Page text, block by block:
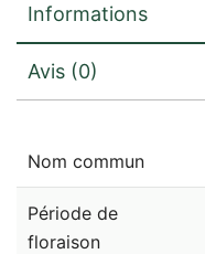
Informations
Avis (0)
Nom commun
Période de
floraison